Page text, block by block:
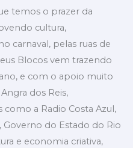
temos o prazer da
cultura,
carnaval, pelas ruas de
Blocos vem trazendo
e com o apoio muito
dos Reis,
a Radio Costa Azul,
Governo do Estado do Rio
e economia criativa,